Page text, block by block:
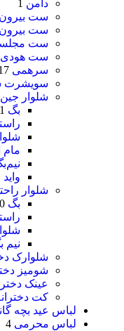
دامن 1
ست بیرون
ست بیرون
ست مجلسی
ست
سرهمی 17
سویشرت
شلوار جین و
بگ
11
راسته
شلوار
مام
نیم‌بگ
واید لگ
شلوار راحتی
بگ
0
راسته
نیم بگ
شلوارک
شومیز
عینک دخترانه
کت دخترانه
لباس عید بچه گانه
لباس محرمی 4